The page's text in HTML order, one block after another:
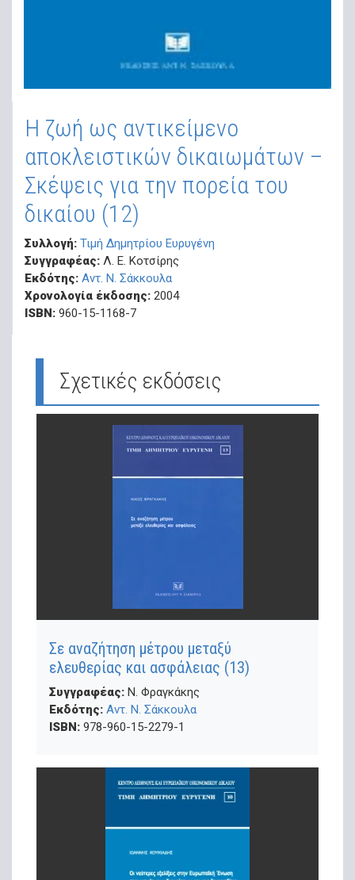
Η ζωή ως αντικείμενο
αποκλειστικών δικαιωμάτων –
Σκέψεις για την πορεία του
δικαίου (12)
Συλλογή: Τιμή Δημητρίου Ευρυγένη
Συγγραφέας: Λ. Ε. Κοτσίρης
Εκδότης: Αντ. Ν. Σάκκουλα
Χρονολογία έκδοσης: 2004
ISBN: 960-15-1168-7
Σχετικές εκδόσεις
Σε αναζήτηση μέτρου μεταξύ
ελευθερίας και ασφάλειας (13)
Συγγραφέας: Ν. Φραγκάκης
Εκδότης: Αντ. Ν. Σάκκουλα
ISBN: 978-960-15-2279-1